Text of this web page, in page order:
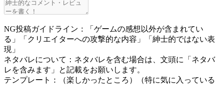
NG投稿ガイドライン：「ゲームの感想以外が含まれてい
る」「クリエイターへの攻撃的な内容」「紳士的ではない表
現」
ネタバレについて：ネタバレを含む場合は、文頭に「ネタバ
レを含みます」と記載をお願いします。
テンプレート：（楽しかったところ）（特に気に入っている